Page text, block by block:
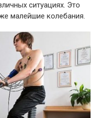
ситуациях. Это
малейшие колебания.